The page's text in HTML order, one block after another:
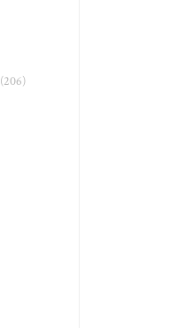
(206)